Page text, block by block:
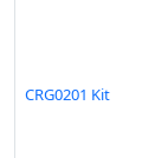
CRG0201 Kit